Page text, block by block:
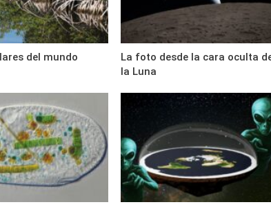
del mundo
La foto desde la cara oculta
la Luna